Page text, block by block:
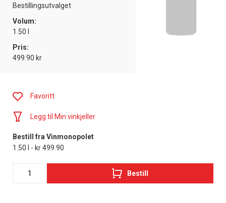
Bestillingsutvalget
Volum:
1.50 l
Pris:
499.90 kr
Favoritt
Legg til Min vinkjeller
Bestill fra Vinmonopolet
1.50 l - kr 499.90
Bestill